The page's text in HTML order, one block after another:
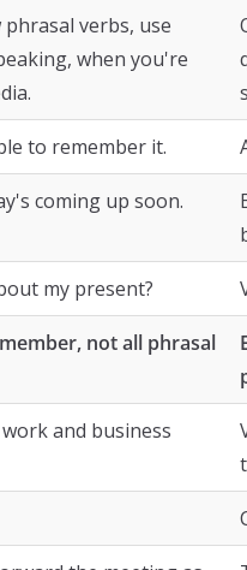
verbs, use
when you're
to remember it.
coming up soon.
my present?
not all phrasal
and business